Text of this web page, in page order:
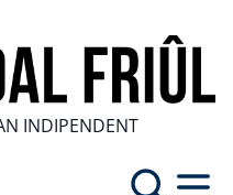
INDIPENDENT